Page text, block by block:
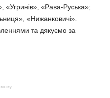
«Угринів», «Рава-Руська»;
«Нижанковичі».
та дякуємо за